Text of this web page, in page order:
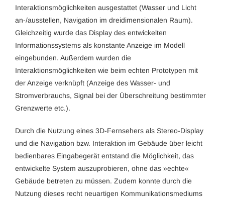
Interaktionsmöglichkeiten ausgestattet (Wasser und Licht
an-/ausstellen, Navigation im dreidimensionalen Raum).
Gleichzeitig wurde das Display des entwickelten
Informationssystems als konstante Anzeige im Modell
eingebunden. Außerdem wurden die
Interaktionsmöglichkeiten wie beim echten Prototypen mit
der Anzeige verknüpft (Anzeige des Wasser- und
Stromverbrauchs, Signal bei der Überschreitung bestimmter
Grenzwerte etc.).
Durch die Nutzung eines 3D-Fernsehers als Stereo-Display
und die Navigation bzw. Interaktion im Gebäude über leicht
bedienbares Eingabegerät entstand die Möglichkeit, das
entwickelte System auszuprobieren, ohne das »echte«
Gebäude betreten zu müssen. Zudem konnte durch die
Nutzung dieses recht neuartigen Kommunikationsmediums